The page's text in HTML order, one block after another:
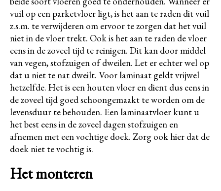
vuil op een parketvloer ligt, is het aan te raden dit vuil
z.s.m. te verwijderen om ervoor te zorgen dat het vuil
niet in de vloer trekt. Ook is het aan te raden de vloer
eens in de zoveel tijd te reinigen. Dit kan door middel
van vegen, stofzuigen of dweilen. Let er echter wel op
dat u niet te nat dweilt. Voor laminaat geldt vrijwel
hetzelfde. Het is een houten vloer en dient dus eens in
de zoveel tijd goed schoongemaakt te worden om de
levensduur te behouden. Een laminaatvloer kunt u
het best eens in de zoveel dagen stofzuigen en
afnemen met een vochtige doek. Zorg ook hier dat de
doek niet te vochtig is.
Het monteren